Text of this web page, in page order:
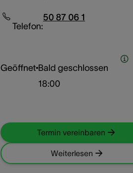
Telefon:
50 87 06 1
Geöffnet Bald geschlossen
18:00
Termin vereinbaren
Weiterlesen